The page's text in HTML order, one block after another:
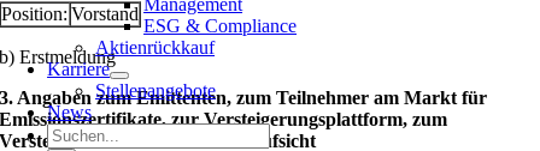
Management
ESG & Compliance
Aktienrückkauf
Karriere
Stellenangebote
News
Suche
Position: Vorstand
b) Erstmeldung
3. Angaben zum Emittenten, zum Teilnehmer am Markt für
Emissionszertifikate, zur Versteigerungsplattform, zum
Versteigerer oder zur Auktionsaufsicht